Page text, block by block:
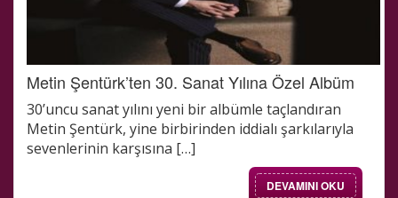
Metin Şentürk’ten 30. Sanat Yılına Özel Albüm
30’uncu sanat yılını yeni bir albümle taçlandıran
Metin Şentürk, yine birbirinden iddialı şarkılarıyla
sevenlerinin karşısına […]
DEVAMINI OKU